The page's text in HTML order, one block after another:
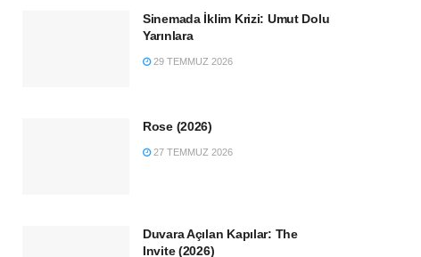
Sinemada İklim Krizi: Umut Dolu
Yarınlara
29 TEMMUZ 2026
Rose (2026)
27 TEMMUZ 2026
Duvara Açılan Kapılar: The
Invite (2026)